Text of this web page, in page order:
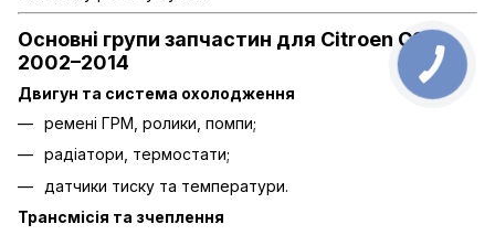
Основні групи запчастин для Citroen C8
2002–2014
Двигун та система охолодження
ремені ГРМ, ролики, помпи;
радіатори, термостати;
датчики тиску та температури.
Трансмісія та зчеплення